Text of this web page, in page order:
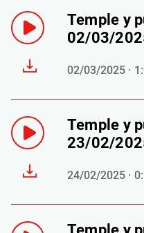
Temple y
02/03/
02/03/2025 ·
Temple y
23/02/
24/02/2025 ·